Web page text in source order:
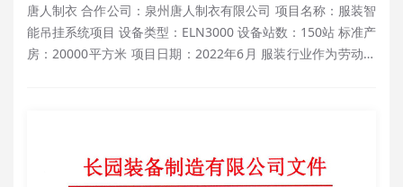
唐人制衣 合作公司：泉州唐人制衣有限公司 项目名称：服装智
能吊挂系统项目 设备类型：ELN3000 设备站数：150站 标准产
房：20000平方米 项目日期：2022年6月 服装行业作为劳动密